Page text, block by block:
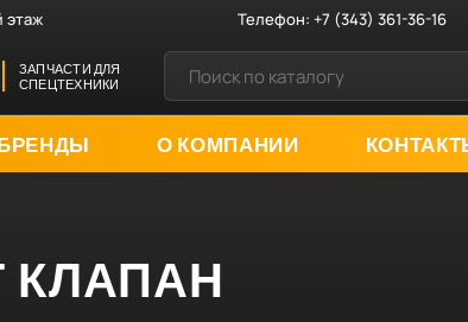
этаж Телефон:+7 (343) 361-36-16
ЗАПЧАСТИ ДЛЯ
СПЕЦТЕХНИКИ
О КОМПАНИИ
КЛАПАН